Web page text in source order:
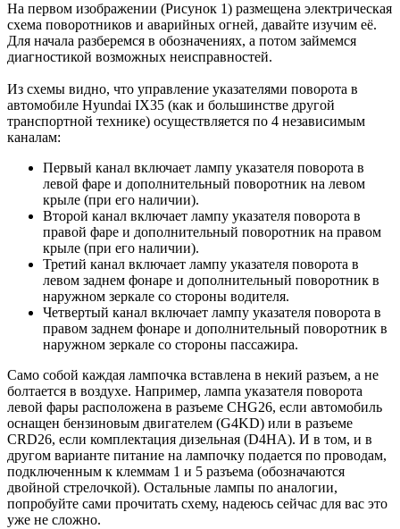
На первом изображении (Рисунок 1) размещена электрическая
схема поворотников и аварийных огней, давайте изучим её.
Для начала разберемся в обозначениях, а потом займемся
диагностикой возможных неисправностей.
Из схемы видно, что управление указателями поворота в
автомобиле Hyundai IX35 (как и большинстве другой
транспортной технике) осуществляется по 4 независимым
каналам:
Первый канал включает лампу указателя поворота в
левой фаре и дополнительный поворотник на левом
крыле (при его наличии).
Второй канал включает лампу указателя поворота в
правой фаре и дополнительный поворотник на правом
крыле (при его наличии).
Третий канал включает лампу указателя поворота в
левом заднем фонаре и дополнительный поворотник в
наружном зеркале со стороны водителя.
Четвертый канал включает лампу указателя поворота в
правом заднем фонаре и дополнительный поворотник в
наружном зеркале со стороны пассажира.
Само собой каждая лампочка вставлена в некий разъем, а не
болтается в воздухе. Например, лампа указателя поворота
левой фары расположена в разъеме CHG26, если автомобиль
оснащен бензиновым двигателем (G4KD) или в разъеме
CRD26, если комплектация дизельная (D4HA). И в том, и в
другом варианте питание на лампочку подается по проводам,
подключенным к клеммам 1 и 5 разъема (обозначаются
двойной стрелочкой). Остальные лампы по аналогии,
попробуйте сами прочитать схему, надеюсь сейчас для вас это
уже не сложно.